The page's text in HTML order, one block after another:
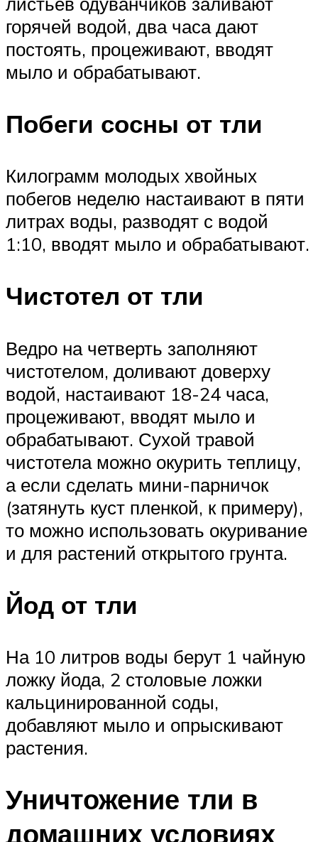
горячей водой, два часа дают
постоять, процеживают, вводят
мыло и обрабатывают.
Побеги сосны от тли
Килограмм молодых хвойных
побегов неделю настаивают в пяти
литрах воды, разводят с водой
1:10, вводят мыло и обрабатывают.
Чистотел от тли
Ведро на четверть заполняют
чистотелом, доливают доверху
водой, настаивают 18-24 часа,
процеживают, вводят мыло и
обрабатывают. Сухой травой
чистотела можно окурить теплицу,
а если сделать мини-парничок
(затянуть куст пленкой, к примеру),
то можно использовать окуривание
и для растений открытого грунта.
Йод от тли
На 10 литров воды берут 1 чайную
ложку йода, 2 столовые ложки
кальцинированной соды,
добавляют мыло и опрыскивают
растения.
Уничтожение тли в
домашних условиях